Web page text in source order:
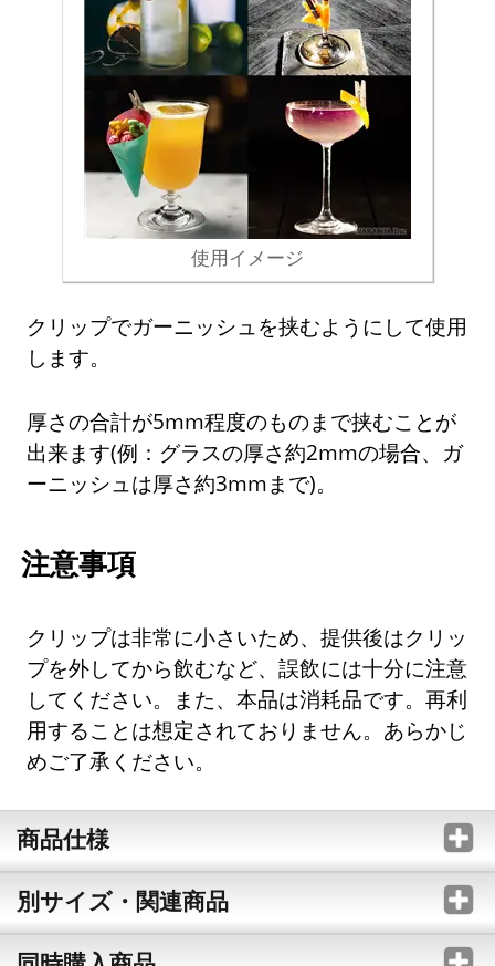
使用イメージ
クリップでガーニッシュを挟むようにして使用
します。
厚さの合計が5mm程度のものまで挟むことが
出来ます(例：グラスの厚さ約2mmの場合、ガ
ーニッシュは厚さ約3mmまで)。
注意事項
クリップは非常に小さいため、提供後はクリッ
プを外してから飲むなど、誤飲には十分に注意
してください。また、本品は消耗品です。再利
用することは想定されておりません。あらかじ
めご了承ください。
商品仕様
別サイズ・関連商品